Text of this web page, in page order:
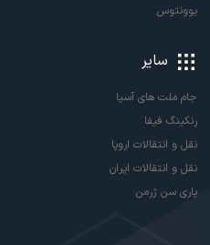
یوونتوس
سایر
جام ملت های آسیا
رنکینگ فیفا
نقل و انتقالات اروپا
نقل و انتقالات ایران
پاری سن ژرمن